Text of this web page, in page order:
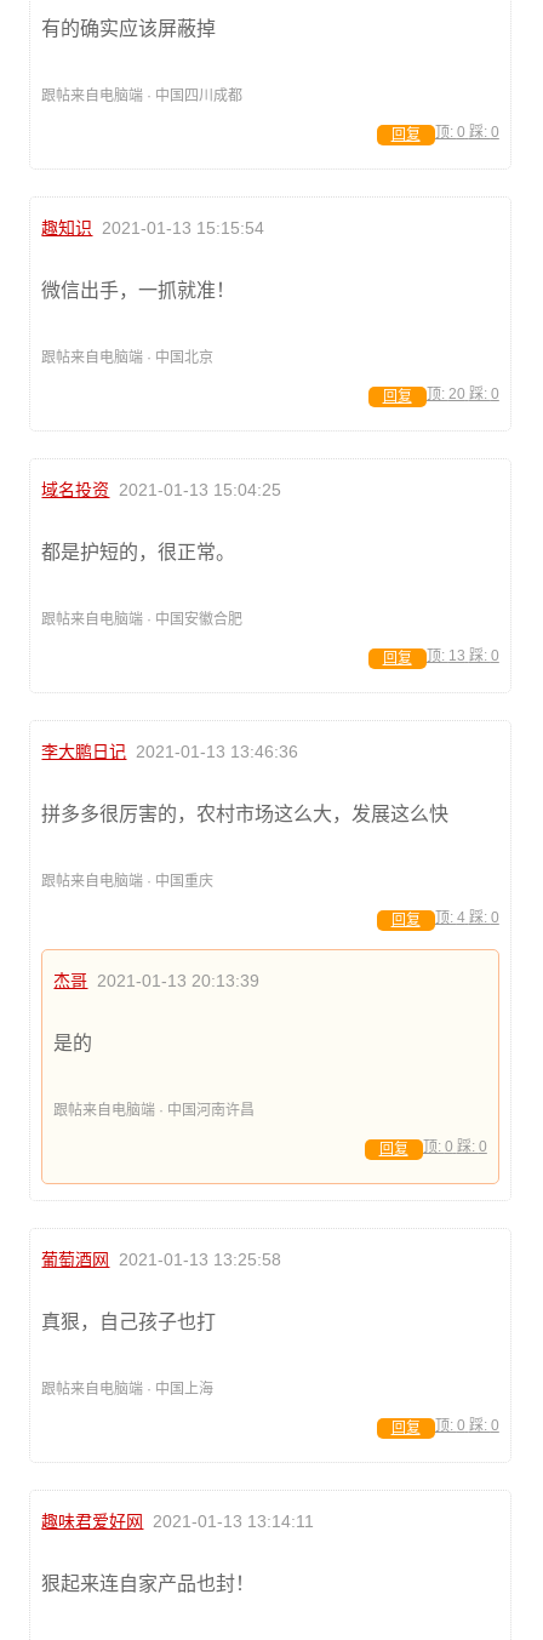
有的确实应该屏蔽掉
跟帖来自电脑端 · 中国四川成都
顶: 0 踩: 0
回复
趣知识 2021-01-13 15:15:54
微信出手，一抓就准！
跟帖来自电脑端 · 中国北京
顶: 20 踩: 0
回复
域名投资 2021-01-13 15:04:25
都是护短的，很正常。
跟帖来自电脑端 · 中国安徽合肥
顶: 13 踩: 0
回复
李大鹏日记 2021-01-13 13:46:36
拼多多很厉害的，农村市场这么大，发展这么快
跟帖来自电脑端 · 中国重庆
顶: 4 踩: 0
回复
杰哥 2021-01-13 20:13:39
是的
跟帖来自电脑端 · 中国河南许昌
顶: 0 踩: 0
回复
葡萄酒网 2021-01-13 13:25:58
真狠，自己孩子也打
跟帖来自电脑端 · 中国上海
顶: 0 踩: 0
回复
趣味君爱好网 2021-01-13 13:14:11
狠起来连自家产品也封！